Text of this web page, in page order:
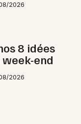
2026
8 idées
end
2026